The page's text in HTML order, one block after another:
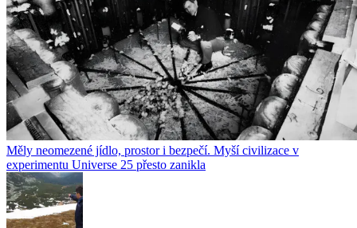
Měly neomezené jídlo, prostor i bezpečí. Myší civilizace v
experimentu Universe 25 přesto zanikla